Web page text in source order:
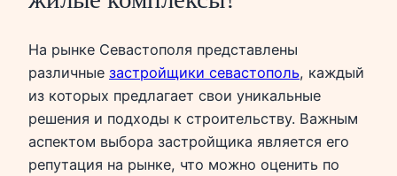
На рынке Севастополя представлены
различные застройщики севастополь, каждый
из которых предлагает свои уникальные
решения и подходы к строительству. Важным
аспектом выбора застройщика является его
репутация на рынке, что можно оценить по